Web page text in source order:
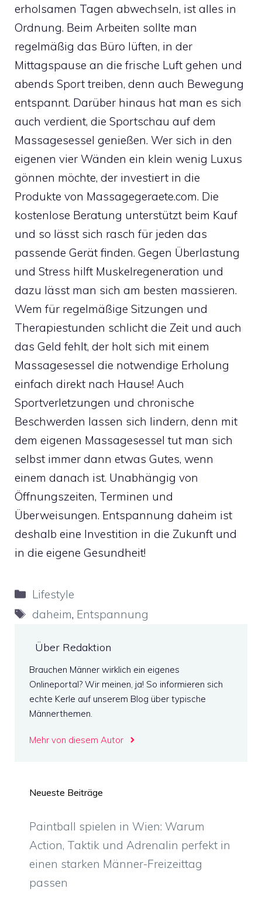
erholsamen Tagen abwechseln, ist alles in
Ordnung. Beim Arbeiten sollte man
regelmäßig das Büro lüften, in der
Mittagspause an die frische Luft gehen und
abends Sport treiben, denn auch Bewegung
entspannt. Darüber hinaus hat man es sich
auch verdient, die Sportschau auf dem
Massagesessel genießen. Wer sich in den
eigenen vier Wänden ein klein wenig Luxus
gönnen möchte, der investiert in die
Produkte von Massagegeraete.com. Die
kostenlose Beratung unterstützt beim Kauf
und so lässt sich rasch für jeden das
passende Gerät finden. Gegen Überlastung
und Stress hilft Muskelregeneration und
dazu lässt man sich am besten massieren.
Wem für regelmäßige Sitzungen und
Therapiestunden schlicht die Zeit und auch
das Geld fehlt, der holt sich mit einem
Massagesessel die notwendige Erholung
einfach direkt nach Hause! Auch
Sportverletzungen und chronische
Beschwerden lassen sich lindern, denn mit
dem eigenen Massagesessel tut man sich
selbst immer dann etwas Gutes, wenn
einem danach ist. Unabhängig von
Öffnungszeiten, Terminen und
Überweisungen. Entspannung daheim ist
deshalb eine Investition in die Zukunft und
in die eigene Gesundheit!
Kategorien
Lifestyle
Schlagwörter
daheim, Entspannung
Über Redaktion
Brauchen Männer wirklich ein eigenes
Onlineportal? Wir meinen, ja! So informieren sich
echte Kerle auf unserem Blog über typische
Männerthemen.
Mehr von diesem Autor
Neueste Beiträge
Paintball spielen in Wien: Warum
Action, Taktik und Adrenalin perfekt in
einen starken Männer-Freizeittag
passen